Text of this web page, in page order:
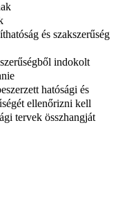
és szakszerűség
indokolt
hatósági és
ellenőrizni kell
tervek összhangját